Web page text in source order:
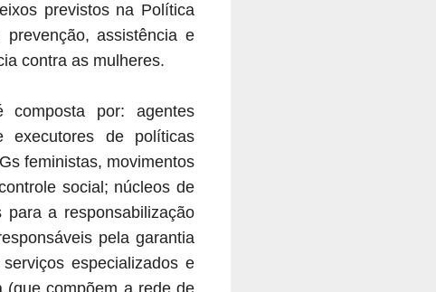
previstos na Política
assistência e
contra as mulheres.
por: agentes
executores de políticas
feministas, movimentos
social; núcleos de
a responsabilização
pela garantia
especializados e
(que compõem a rede de